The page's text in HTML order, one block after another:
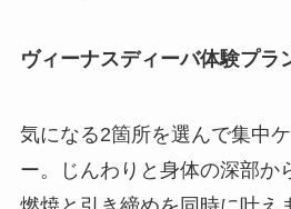
ヴィーナスディーバ体験プラ
気になる2箇所を選んで集中
ー。じんわりと身体の深部か